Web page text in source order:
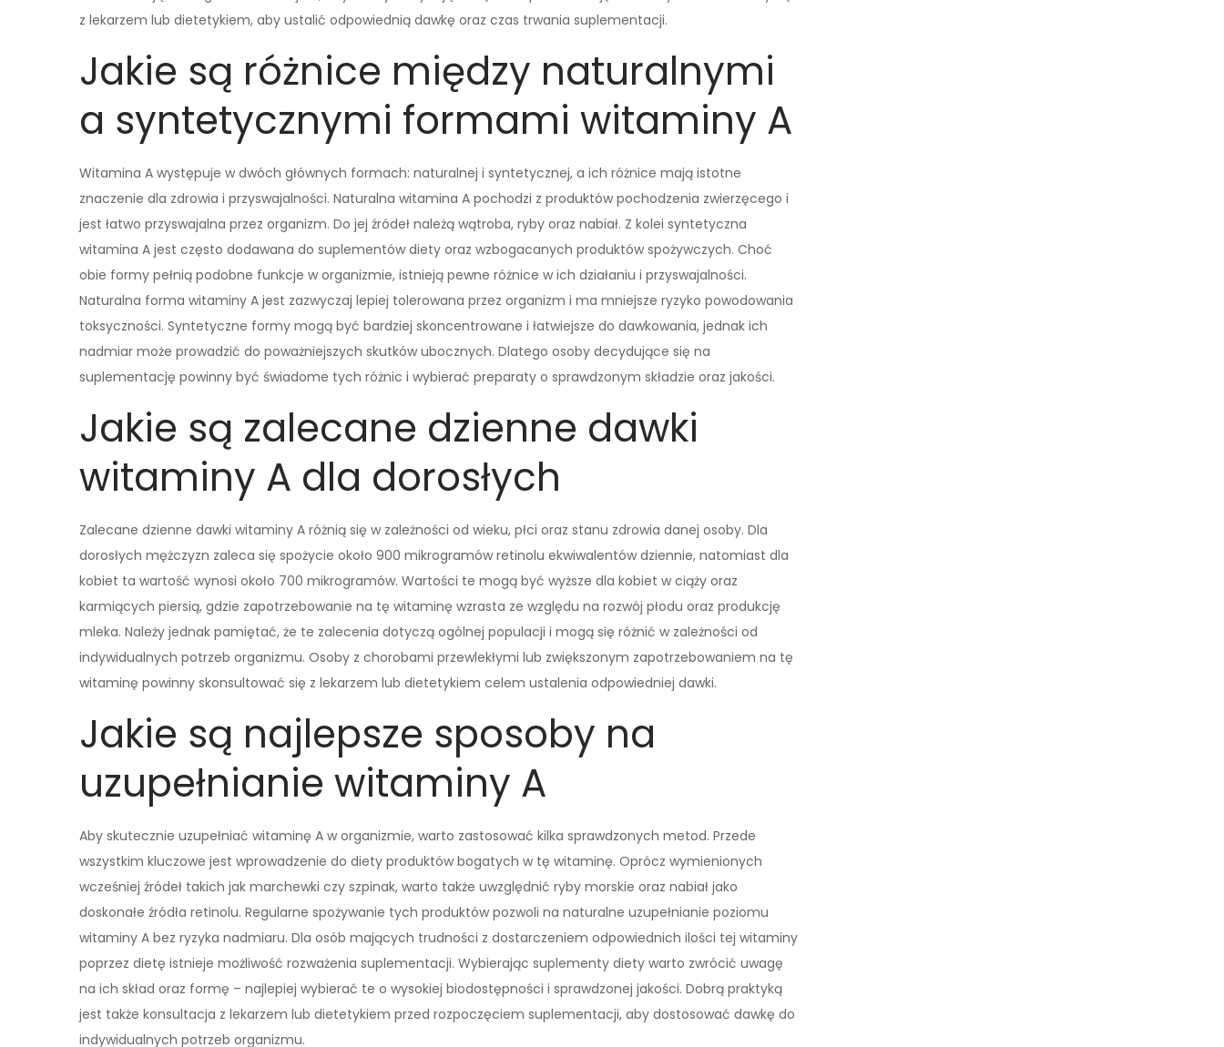
z lekarzem lub dietetykiem, aby ustalić odpowiednią dawkę oraz czas trwania suplementacji.
Jakie są różnice między naturalnymi
a syntetycznymi formami witaminy A
Witamina A występuje w dwóch głównych formach: naturalnej i syntetycznej, a ich różnice mają istotne
znaczenie dla zdrowia i przyswajalności. Naturalna witamina A pochodzi z produktów pochodzenia zwierzęcego i
jest łatwo przyswajalna przez organizm. Do jej źródeł należą wątroba, ryby oraz nabiał. Z kolei syntetyczna
witamina A jest często dodawana do suplementów diety oraz wzbogacanych produktów spożywczych. Choć
obie formy pełnią podobne funkcje w organizmie, istnieją pewne różnice w ich działaniu i przyswajalności.
Naturalna forma witaminy A jest zazwyczaj lepiej tolerowana przez organizm i ma mniejsze ryzyko powodowania
toksyczności. Syntetyczne formy mogą być bardziej skoncentrowane i łatwiejsze do dawkowania, jednak ich
nadmiar może prowadzić do poważniejszych skutków ubocznych. Dlatego osoby decydujące się na
suplementację powinny być świadome tych różnic i wybierać preparaty o sprawdzonym składzie oraz jakości.
Jakie są zalecane dzienne dawki
witaminy A dla dorosłych
Zalecane dzienne dawki witaminy A różnią się w zależności od wieku, płci oraz stanu zdrowia danej osoby. Dla
dorosłych mężczyzn zaleca się spożycie około 900 mikrogramów retinolu ekwiwalentów dziennie, natomiast dla
kobiet ta wartość wynosi około 700 mikrogramów. Wartości te mogą być wyższe dla kobiet w ciąży oraz
karmiących piersią, gdzie zapotrzebowanie na tę witaminę wzrasta ze względu na rozwój płodu oraz produkcję
mleka. Należy jednak pamiętać, że te zalecenia dotyczą ogólnej populacji i mogą się różnić w zależności od
indywidualnych potrzeb organizmu. Osoby z chorobami przewlekłymi lub zwiększonym zapotrzebowaniem na tę
witaminę powinny skonsultować się z lekarzem lub dietetykiem celem ustalenia odpowiedniej dawki.
Jakie są najlepsze sposoby na
uzupełnianie witaminy A
Aby skutecznie uzupełniać witaminę A w organizmie, warto zastosować kilka sprawdzonych metod. Przede
wszystkim kluczowe jest wprowadzenie do diety produktów bogatych w tę witaminę. Oprócz wymienionych
wcześniej źródeł takich jak marchewki czy szpinak, warto także uwzględnić ryby morskie oraz nabiał jako
doskonałe źródła retinolu. Regularne spożywanie tych produktów pozwoli na naturalne uzupełnianie poziomu
witaminy A bez ryzyka nadmiaru. Dla osób mających trudności z dostarczeniem odpowiednich ilości tej witaminy
poprzez dietę istnieje możliwość rozważenia suplementacji. Wybierając suplementy diety warto zwrócić uwagę
na ich skład oraz formę – najlepiej wybierać te o wysokiej biodostępności i sprawdzonej jakości. Dobrą praktyką
jest także konsultacja z lekarzem lub dietetykiem przed rozpoczęciem suplementacji, aby dostosować dawkę do
indywidualnych potrzeb organizmu.